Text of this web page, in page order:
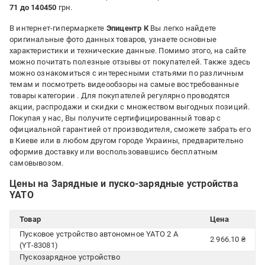
71 до 140450 грн.
В интернет-гипермаркете Эпицентр КВы легко найдете
оригинальные фото данных товаров, узнаете основные
характеристики и технические данные. Помимо этого, на сайте
можно почитать полезные отзывы от покупателей. Также здесь
можно ознакомиться с интересными статьями по различным
темам и посмотреть видеообзоры на самые востребованные
товары категории . Для покупателей регулярно проводятся
акции, распродажи и скидки с множеством выгодных позиций.
Покупая у нас, Вы получите сертифицированный товар с
официальной гарантией от производителя, сможете забрать его
в Киеве или в любом другом городе Украины, предварительно
оформив доставку или воспользовавшись бесплатным
самовывозом.
Цены на Зарядные и пуско-зарядные устройства
YATO
Товар
Цена
Пусковое устройство автономное YATO 2 А
(YT-83081)
2 966.10 ₴
Пускозарядное устройство